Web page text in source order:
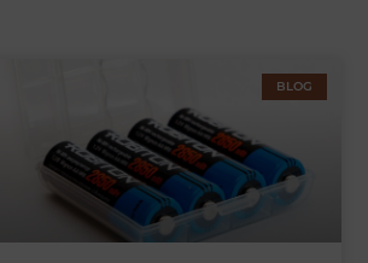
BLOG